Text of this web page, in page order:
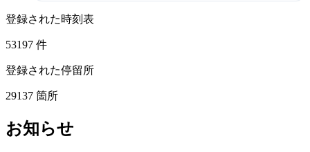
登録された時刻表
53197 件
登録された停留所
29137 箇所
お知らせ